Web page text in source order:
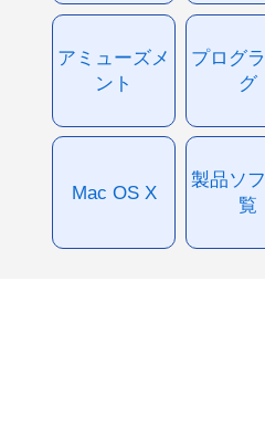
アミューズメ
ント
プログ
グ
Mac OS X
製品ソ
覧